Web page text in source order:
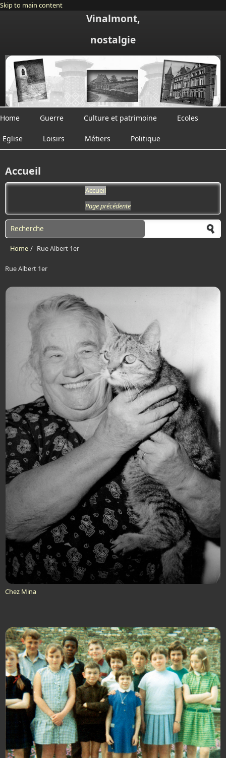
Skip to main content
Vinalmont,
nostalgie
Home Guerre Culture et patrimoine Ecoles
Eglise Loisirs Métiers Politique
Accueil
Accueil
Page précédente
Search form
Home / Rue Albert 1er
Rue Albert 1er
Chez Mina